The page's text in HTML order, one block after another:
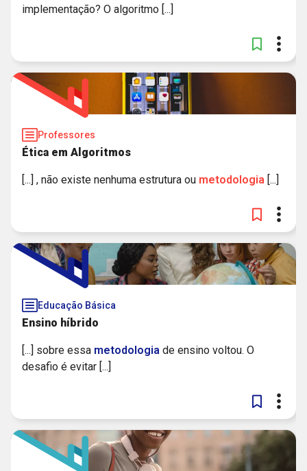
implementação? O algoritmo [...]
Professores
Ética em Algoritmos
[...] , não existe nenhuma estrutura ou metodologia [...]
Educação Básica
Ensino híbrido
[...] sobre essa metodologia de ensino voltou. O
desafio é evitar [...]